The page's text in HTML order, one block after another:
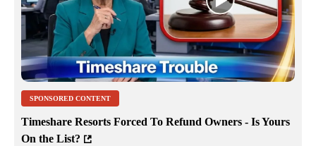
SPONSORED CONTENT
Timeshare Resorts Forced To Refund Owners - Is Yours
On the List?